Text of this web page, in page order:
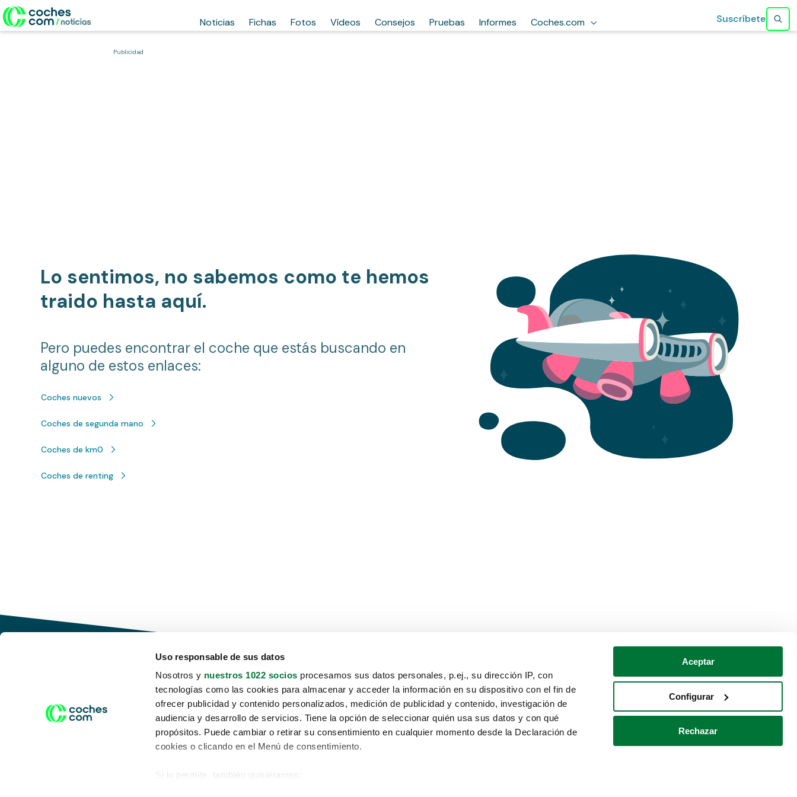
Uso responsable de sus datos
Nosotros y nuestros 1022 socios procesamos sus datos personales, p.ej., su dirección IP, con
tecnologías como las cookies para almacenar y acceder la información en su dispositivo con el fin de
ofrecer publicidad y contenido personalizados, medición de publicidad y contenido, investigación de
audiencia y desarrollo de servicios. Tiene la opción de seleccionar quién usa sus datos y con qué
propósitos. Puede cambiar o retirar su consentimiento en cualquier momento desde la Declaración de
cookies o clicando en el Menú de consentimiento.
Si lo permite, también quisiéramos:
Aceptar
Configurar
Rechazar
Noticias Fichas Fotos Vídeos Consejos Pruebas Informes Coches.com Suscríbete
Publicidad
Lo sentimos, no sabemos como te hemos
traido hasta aquí.
Pero puedes encontrar el coche que estás buscando en
alguno de estos enlaces:
Coches nuevos
Coches de segunda mano
Coches de km0
Coches de renting
Conduce tu futuro,
desata tu movilidad